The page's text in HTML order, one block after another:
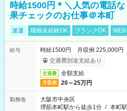
時給1500円＊＼人気の電話
果チェックのお仕事＠本町
派遣 職種未経験OK ブランクOK
給与
時給1500円 月収例 225,000円
交通費別途支給あり
交通費 全額支給
月収例 20～25万円
勤務地
大阪市中央区
堺筋本町駅から徒歩1分 / 本町